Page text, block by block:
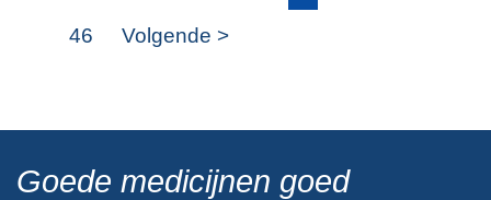
46 Volgende >
Goede medicijnen goed